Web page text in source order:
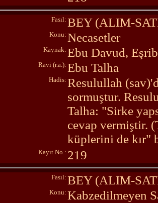
Fasıl: BEY (ALIM-
Konu: Necasetler
Kaynak: Ebu Davud,
Ravi (r.a.): Ebu Talha
Hadis: Resulullah
sormuştur.
Talha: "Sirke
cevap vermiştir.
küplerini de kır"
Kayıt No.: 219
Fasıl: BEY (ALIM-
Konu: Kabzedilmeyen